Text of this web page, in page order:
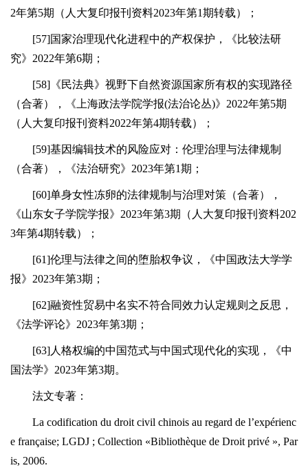
2年第5期（人大复印报刊资料2023年第1期转载）；
[57]国家治理现代化进程中的产权保护，《比较法研
究》2022年第6期；
[58]《民法典》视野下自然资源国家所有权的实现路径
（合著），《上海政法学院学报(法治论丛)》2022年第5期
（人大复印报刊资料2022年第4期转载）；
[59]基因编辑技术的风险应对：伦理治理与法律规制
（合著），《法治研究》2023年第1期；
[60]单身女性冻卵的法律规制与治理对策（合著），
《山东女子学院学报》2023年第3期（人大复印报刊资料202
3年第4期转载）；
[61]伦理与法律之间的堕胎权争议，《中国政法大学学
报》2023年第3期；
[62]融资性贸易中名实不符合同效力认定规则之反思，
《法学评论》2023年第3期；
[63]人格权编的中国范式与中国式现代化的实现，《中
国法学》2023年第3期。
法文专著：
La codification du droit civil chinois au regard de l’expérienc
e française; LGDJ ; Collection «Bibliothèque de Droit privé », Par
is, 2006.